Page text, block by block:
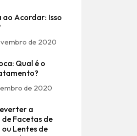
ao Acordar: Isso
de 2020
Qual é o
de 2020
a
Facetas de
Lentes de